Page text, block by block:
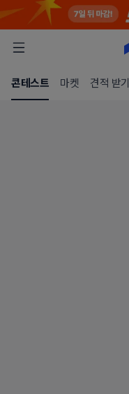
콘테스트 마켓 견적 받기